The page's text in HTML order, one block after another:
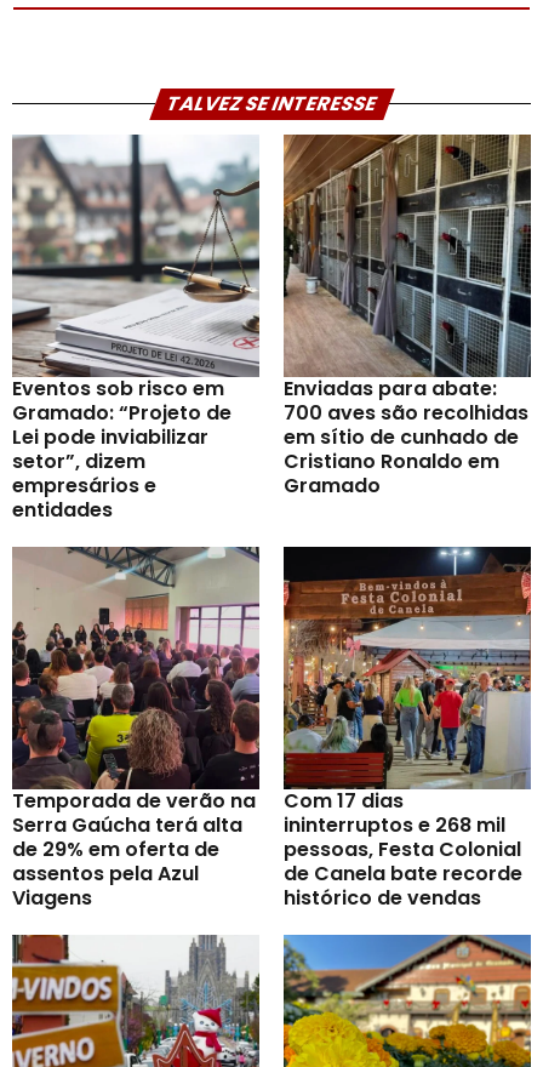
TALVEZ SE INTERESSE
Eventos sob risco em
Gramado: “Projeto de
Lei pode inviabilizar
setor”, dizem
empresários e
entidades
Enviadas para abate:
700 aves são recolhidas
em sítio de cunhado de
Cristiano Ronaldo em
Gramado
Temporada de verão na
Serra Gaúcha terá alta
de 29% em oferta de
assentos pela Azul
Viagens
Com 17 dias
ininterruptos e 268 mil
pessoas, Festa Colonial
de Canela bate recorde
histórico de vendas